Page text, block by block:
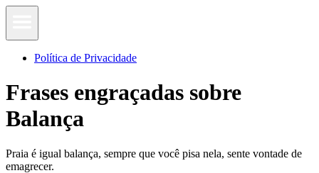
Política de Privacidade
Frases engraçadas sobre
Balança
Praia é igual balança, sempre que você pisa nela, sente vontade de
emagrecer.